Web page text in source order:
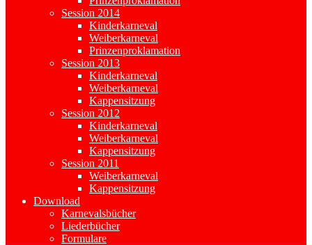
Session 2014
Kinderkarneval
Weiberkarneval
Prinzenproklamation
Session 2013
Kinderkarneval
Weiberkarneval
Kappensitzung
Session 2012
Kinderkarneval
Weiberkarneval
Kappensitzung
Session 2011
Weiberkarneval
Kappensitzung
Download
Karnevalsbücher
Liederbücher
Formulare